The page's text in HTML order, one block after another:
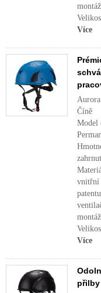
Více
Číně
Model
vnitřní
Více